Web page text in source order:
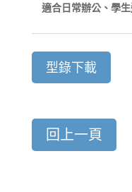
適合日常辦公、學
型錄下載
回上一頁